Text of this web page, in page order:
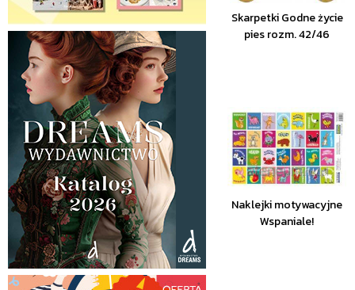
Skarpetki Godne życie
pies rozm. 42/46
Naklejki motywacyjne
Wspaniale!